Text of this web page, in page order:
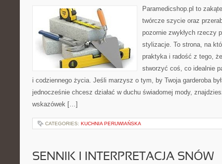
Paramedicshop.pl to
twórcze szycie oraz
pozornie zwykłych rzeczy
stylizacje. To strona, na
praktyka i radość z tego,
stworzyć coś, co idealnie
i codziennego życia. Jeśli marzysz o tym, by Twoja garderoba
jednocześnie chcesz działać w duchu świadomej mody,
wskazówek […]
CATEGORIES: KUCHNIA PERUWIAŃSKA
SENNIK I INTERPRETACJA SNÓW